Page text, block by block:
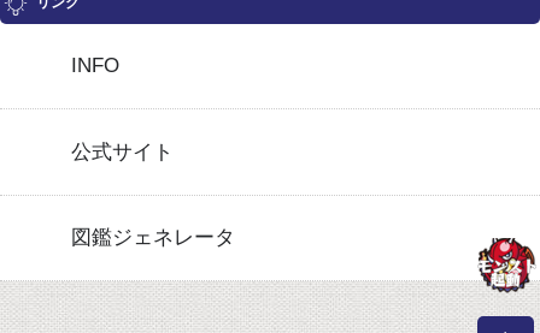
INFO
公式サイト
図鑑ジェネレータ